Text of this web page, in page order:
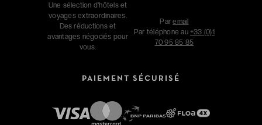
Une sélection d'hôtels et
voyages extraordinaires.
Des réductions et
avantages négociés pour
vous.
Paremail
Par téléphone au +33 (0)1
70 95 85 85
PAIEMENT SÉCURISÉ